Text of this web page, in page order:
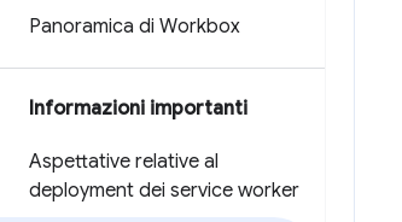
Panoramica di Workbox
Informazioni importanti
Aspettative relative al
deployment dei service worker